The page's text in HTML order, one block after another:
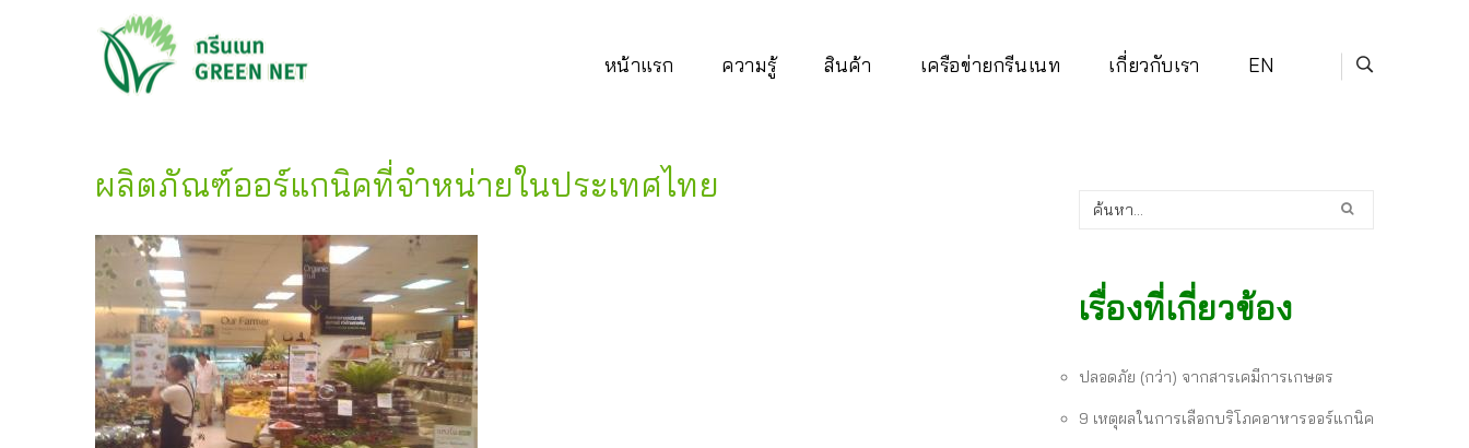
หน้าแรก ความรู้ สินค้า เครือข่ายกรีนเนท เกี่ยวกับเรา EN
ผลิตภัณฑ์ออร์แกนิคที่จำหน่ายในประเทศไทย
เรื่องที่เกี่ยวข้อง
ปลอดภัย (กว่า) จากสารเคมีการเกษตร
9 เหตุผลในการเลือกบริโภคอาหารออร์แกนิค